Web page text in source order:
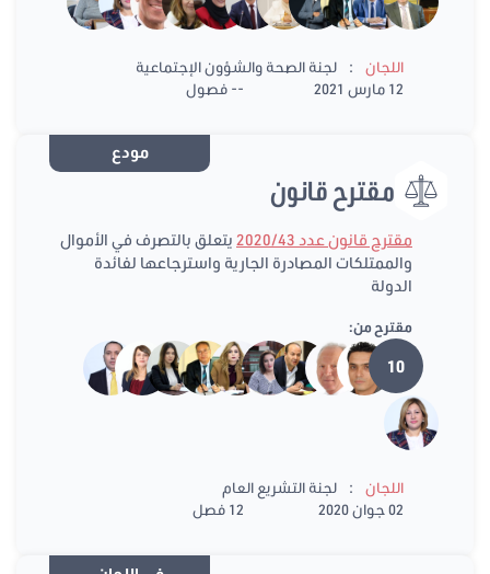
اللجان :
لجنة الصحة والشؤون الإجتماعية
12 مارس 2021
-- فصول
مودع
مقترح قانون
مقترح قانون عدد 2020/43
يتعلق بالتصرف في الأموال
والممتلكات المصادرة الجارية واسترجاعها لفائدة
الدولة
مقترح من:
10
اللجان :
لجنة التشريع العام
02 جوان 2020
12 فصل